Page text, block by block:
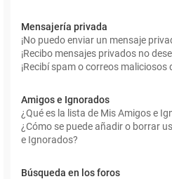
Mensajería privada
¡No puedo enviar un mensaje
¡Recibo mensajes privados no
¡Recibí spam o correos maliciosos
Amigos e Ignorados
¿Qué es la lista de Mis Amigos e
¿Cómo se puede añadir o borrar
e Ignorados?
Búsqueda en los foros